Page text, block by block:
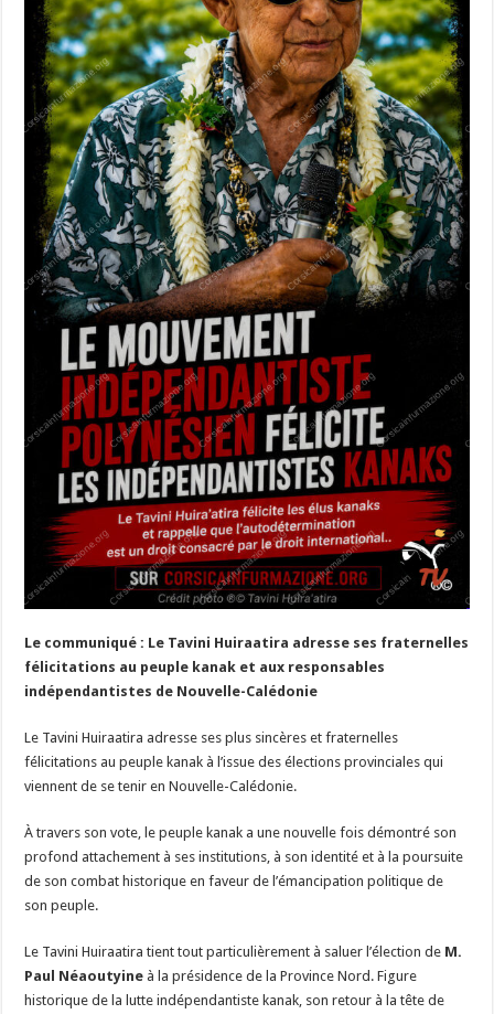
Le communiqué : Le Tavini Huiraatira adresse ses fraternelles
félicitations au peuple kanak et aux responsables
indépendantistes de Nouvelle-Calédonie
Le Tavini Huiraatira adresse ses plus sincères et fraternelles
félicitations au peuple kanak à l’issue des élections provinciales qui
viennent de se tenir en Nouvelle-Calédonie.
À travers son vote, le peuple kanak a une nouvelle fois démontré son
profond attachement à ses institutions, à son identité et à la poursuite
de son combat historique en faveur de l’émancipation politique de
son peuple.
Le Tavini Huiraatira tient tout particulièrement à saluer l’élection de M.
Paul Néaoutyine à la présidence de la Province Nord. Figure
historique de la lutte indépendantiste kanak, son retour à la tête de